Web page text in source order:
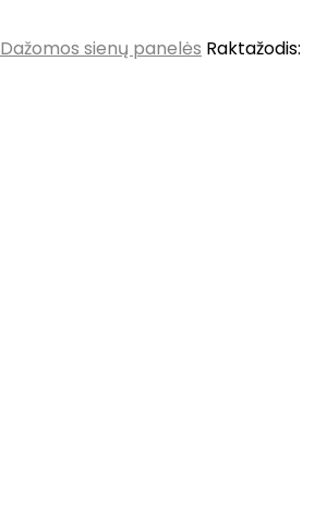
Dažomos sienų panelės Raktažodis: